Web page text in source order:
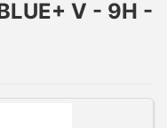
V - 9H -